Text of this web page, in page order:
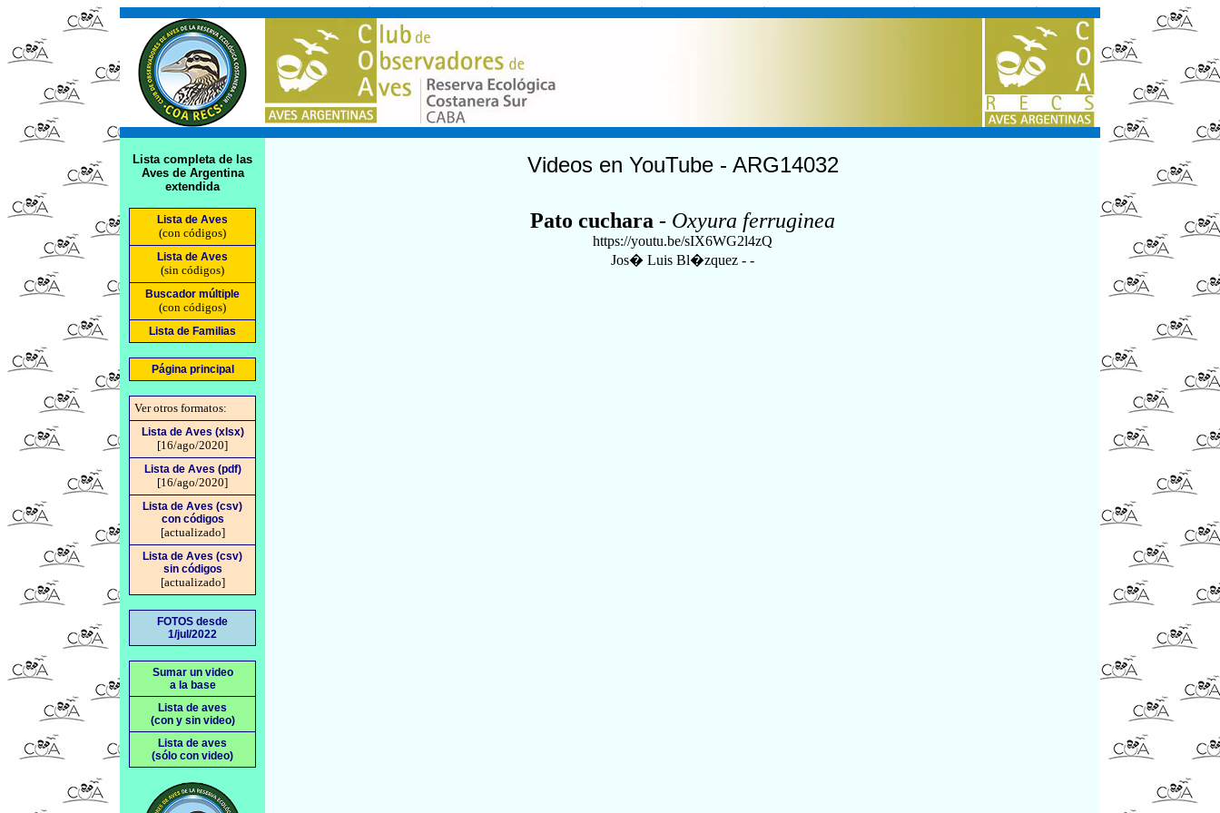
Lista completa de las
Aves de Argentina
extendida
Lista de Aves
(con códigos)
Lista de Aves
(sin códigos)
Buscador múltiple
(con códigos)
Lista de Familias
Página principal
Ver otros formatos:
Lista de Aves (xlsx)
[16/ago/2020]
Lista de Aves (pdf)
[16/ago/2020]
Lista de Aves (csv)
con códigos
[actualizado]
Lista de Aves (csv)
sin códigos
[actualizado]
FOTOS desde
1/jul/2022
Sumar un video
a la base
Lista de aves
(con y sin video)
Lista de aves
(sólo con video)
Videos en YouTube - ARG14032
Pato cuchara - Oxyura ferruginea
https://youtu.be/sIX6WG2l4zQ
Jos� Luis Bl�zquez - -